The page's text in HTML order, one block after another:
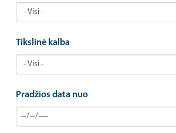
Tikslinė kalba
Pradžios data nuo